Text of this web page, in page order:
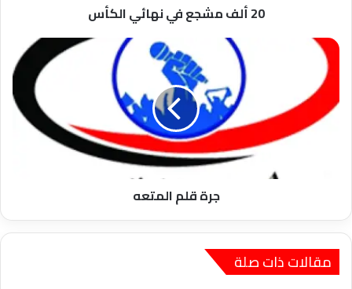
20 ألف مشجع في نهائي الكأس
جرة
قلم
المتعه
جرة قلم المتعه
مقالات ذات صلة